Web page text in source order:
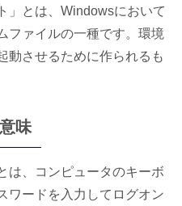
」とは、Windowsにおいて
ファイルの一種です。環境
動させるために作られるも
味
は、コンピュータのキーボ
ワードを入力してログオン